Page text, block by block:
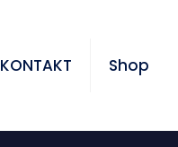
KONTAKT Shop